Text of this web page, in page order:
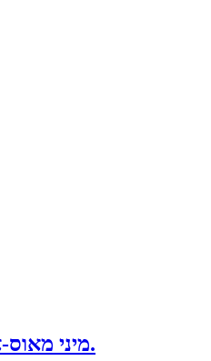
מיני מאוס-אביזרים לתחפושת.